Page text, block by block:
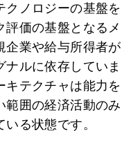
クノロジーの基盤を
価の基盤となるメ
企業や給与所得者が
ルに依存していま
キテクチャは能力を
範囲の経済活動のみ
る状態です。